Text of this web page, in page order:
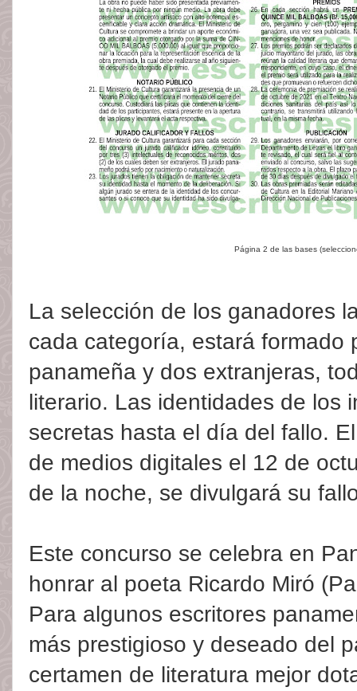
Página 2 de las bases
La selección de los ganadores
cada categoría, estará formado
panameña y dos extranjeras,
literario. Las identidades de los
secretas hasta el día del fallo.
de medios digitales el 12 de
de la noche, se divulgará su
Este concurso se celebra en
honrar al poeta Ricardo Miró
Para algunos escritores
más prestigioso y deseado del
certamen de literatura mejor